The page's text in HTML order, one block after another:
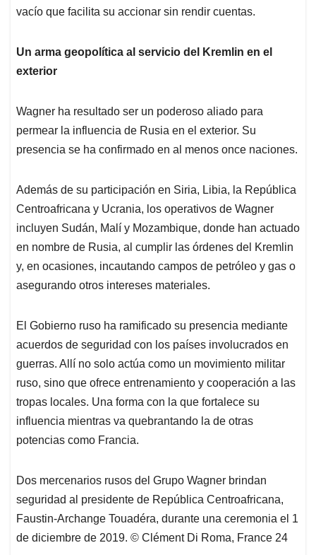
vacío que facilita su accionar sin rendir cuentas.
Un arma geopolítica al servicio del Kremlin en el
exterior
Wagner ha resultado ser un poderoso aliado para
permear la influencia de Rusia en el exterior. Su
presencia se ha confirmado en al menos once naciones.
Además de su participación en Siria, Libia, la República
Centroafricana y Ucrania, los operativos de Wagner
incluyen Sudán, Malí y Mozambique, donde han actuado
en nombre de Rusia, al cumplir las órdenes del Kremlin
y, en ocasiones, incautando campos de petróleo y gas o
asegurando otros intereses materiales.
El Gobierno ruso ha ramificado su presencia mediante
acuerdos de seguridad con los países involucrados en
guerras. Allí no solo actúa como un movimiento militar
ruso, sino que ofrece entrenamiento y cooperación a las
tropas locales. Una forma con la que fortalece su
influencia mientras va quebrantando la de otras
potencias como Francia.
Dos mercenarios rusos del Grupo Wagner brindan
seguridad al presidente de República Centroafricana,
Faustin-Archange Touadéra, durante una ceremonia el 1
de diciembre de 2019. © Clément Di Roma, France 24